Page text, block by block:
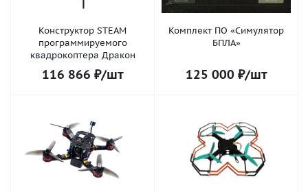
Конструктор STEAM
программируемого
квадрокоптера Дракон
116 866 ₽/шт
Комплект ПО «Симулятор
БПЛА»
125 000 ₽/шт